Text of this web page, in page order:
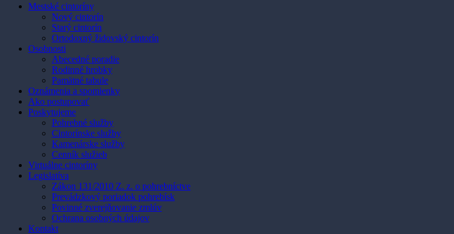
Mestské cintoríny
Nový cintorín
Starý cintorín
Ortodoxný židovský cintorín
Osobnosti
Abecedné poradie
Rodinné hrobky
Pamätné tabule
Oznámenia a spomienky
Ako postupovať
Poskytujeme
Pohrebné služby
Cintorínske služby
Kamenárske služby
Cenník služieb
Virtuálne cintoríny
Legislatíva
Zákon 131/2010 Z. z. o pohrebníctve
Prevádzkový poriadok pohrebísk
Povinné zverejňovanie zmlúv
Ochrana osobných údajov
Kontakt